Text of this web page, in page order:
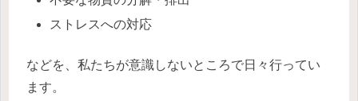
ストレスへの対応
などを、私たちが意識しないところで日々行ってい
ます。